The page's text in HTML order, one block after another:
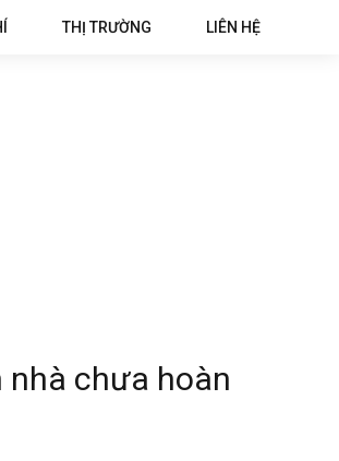
THỊ TRƯỜNG LIÊN HỆ
nhà chưa hoàn